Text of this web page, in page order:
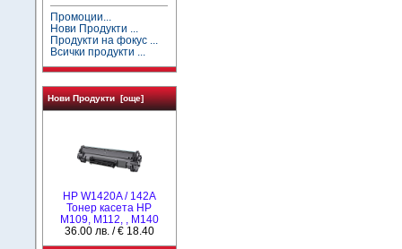
Промоции...
Нови Продукти ...
Продукти на фокус ...
Всички продукти ...
Нови Продукти [още]
HP W1420A / 142A
Тонер касета HP
M109, M112, , M140
36.00 лв. / € 18.40